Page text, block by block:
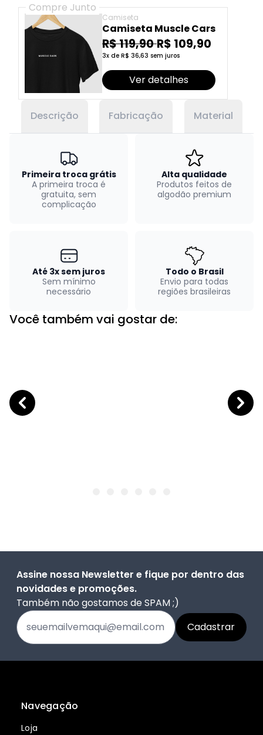
Compre Junto
Camiseta
Camiseta Muscle Cars
R$ 119,90 R$ 109,90
3x de R$ 36,63 sem juros
Ver detalhes
Descrição Fabricação Material
Primeira troca grátis
A primeira troca é
gratuita, sem
complicação
Alta qualidade
Produtos feitos de
algodão premium
Até 3x sem juros
Sem mínimo
necessário
Todo o Brasil
Envio para todas
regiões brasileiras
Você também vai gostar de:
Assine nossa Newsletter e fique por dentro das
novidades e promoções.
Também não gostamos de SPAM ;)
Navegação
Loja